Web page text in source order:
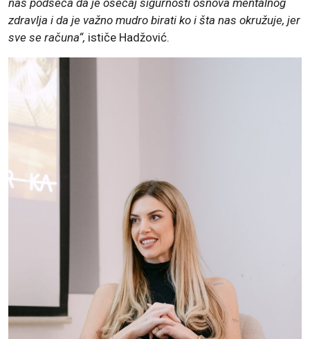
nas podseća da je osećaj sigurnosti osnova mentalnog
zdravlja i da je važno mudro birati ko i šta nas okružuje, jer
sve se računa“, ističe Hadžović.